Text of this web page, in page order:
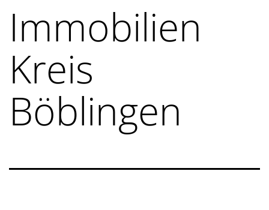
Immobilien
Kreis
Böblingen